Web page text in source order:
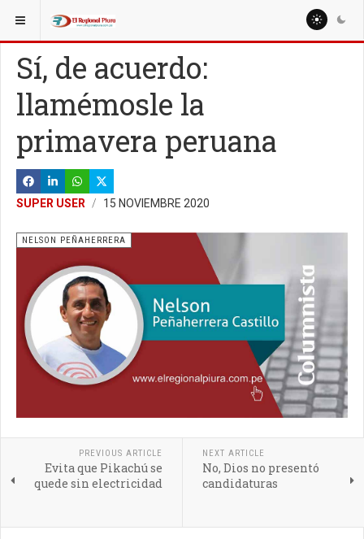
ESTÁ AQUÍ: COLUMNISTAS
Sí, de acuerdo:
llamémosle la
primavera peruana
SUPER USER 15 NOVIEMBRE 2020
NELSON PEÑAHERRERA
PREVIOUS ARTICLE
Evita que Pikachú se
quede sin electricidad
NEXT ARTICLE
No, Dios no presentó
candidaturas